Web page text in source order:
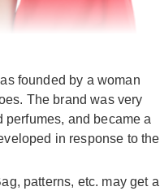
founded by a woman
The brand was very
and became a
in response to the
patterns, etc. may get a